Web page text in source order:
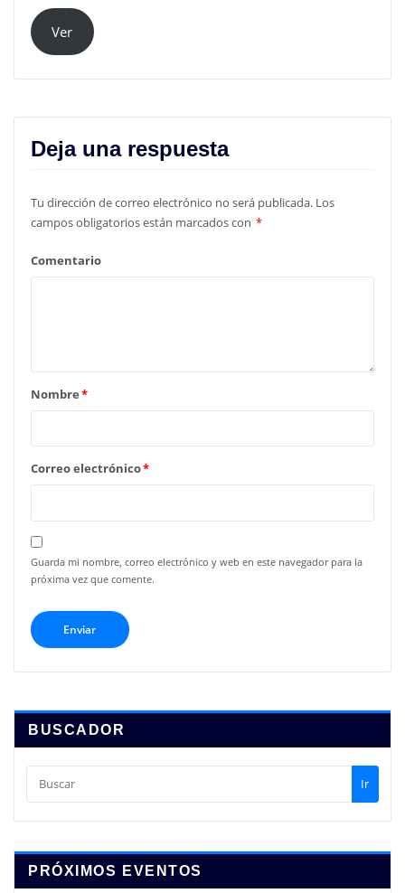
Ver
Deja una respuesta
Tu dirección de correo electrónico no será publicada. Los
campos obligatorios están marcados con *
Comentario
Nombre*
Correo electrónico*
Guarda mi nombre, correo electrónico y web en este navegador para la
próxima vez que comente.
BUSCADOR
Ir
PRÓXIMOS EVENTOS